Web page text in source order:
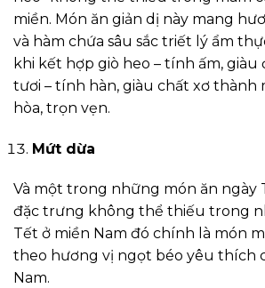
miền. Món ăn giản dị này mang
và hàm chứa sâu sắc triết lý ẩm
khi kết hợp giò heo – tính ấm, giàu
tươi – tính hàn, giàu chất xơ thành
hòa, trọn vẹn.
Mứt dừa
Và một trong những món ăn ngày
đặc trưng không thể thiếu trong
Tết ở miền Nam đó chính là món
theo hương vị ngọt béo yêu thích
Nam.